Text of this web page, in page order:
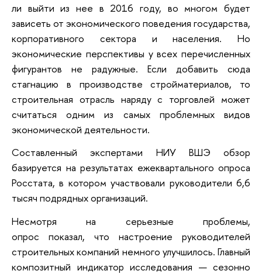
ли выйти из нее в 2016 году, во многом будет
зависеть от экономического поведения государства,
корпоративного сектора и населения. Но
экономические перспективы у всех перечисленных
фигурантов не радужные. Если добавить сюда
стагнацию в производстве стройматериалов, то
строительная отрасль наряду с торговлей может
считаться одним из самых проблемных видов
экономической деятельности.
Составленный экспертами НИУ ВШЭ обзор
базируется на результатах ежеквартального опроса
Росстата, в котором участвовали руководители 6,6
тысяч подрядных организаций.
Несмотря на серьезные проблемы,
опрос показал, что настроение руководителей
строительных компаний немного улучшилось. Главный
композитный индикатор исследования — сезонно